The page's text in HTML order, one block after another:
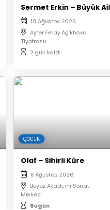
10 Ağustos 2026
Ayfer Feray Açıkhava
Tiyatrosu
2 gün kaldı
ÇOCUK
Olaf – Sihirli Küre
8 Ağustos 2026
Boyoz Akademi Sanat
Merkezi
Bugün